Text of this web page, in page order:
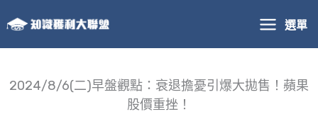
至
主
內
選單
2024/8/6(二)早盤觀點：衰退擔憂引爆大拋售！蘋果
股價重挫！